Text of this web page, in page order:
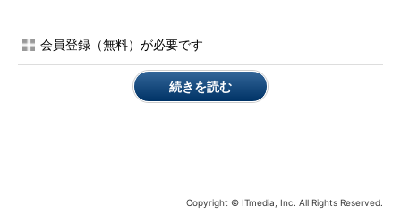
会員登録（無料）が必要です
続きを読む
Copyright © ITmedia, Inc. All Rights Reserved.